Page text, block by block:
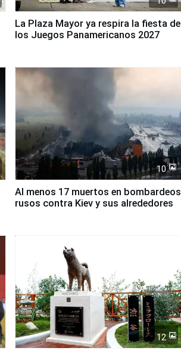
La Plaza Mayor ya respira la fiesta de
los Juegos Panamericanos 2027
10
Al menos 17 muertos en bombardeos
rusos contra Kiev y sus alrededores
12